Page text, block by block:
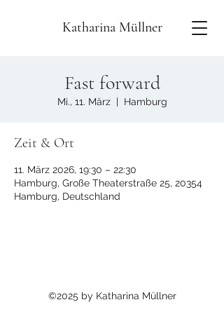
Katharina Müllner
Fast forward
Mi., 11. März
  |
Hamburg
Zeit & Ort
11. März 2026, 19:30 – 22:30
Hamburg, Große Theaterstraße 25, 20354
Hamburg, Deutschland
©2025 by Katharina Müllner